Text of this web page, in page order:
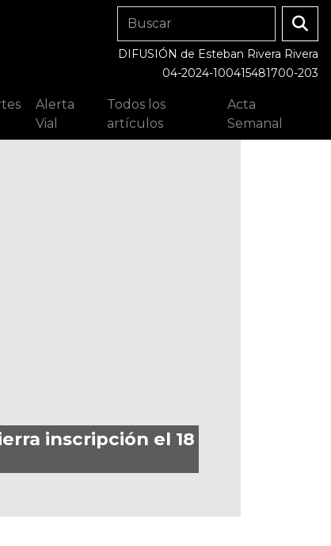
DIFUSIÓN de Esteban Rivera Rivera
04-2024-100415481700-203
Alerta
Vial
Todos los
artículos
Acta
Semanal
inscripción el 18